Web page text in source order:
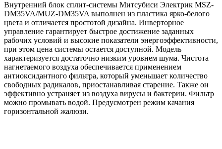
Внутренний блок сплит-системы Митсубиси Электрик MSZ-
DM35VA/MUZ-DM35VA выполнен из пластика ярко-белого
цвета и отличается простотой дизайна. Инверторное
управление гарантирует быстрое достижение заданных
рабочих условий и высокие показатели энергоэффективности,
при этом цена системы остается доступной. Модель
характеризуется достаточно низким уровнем шума. Чистота
нагнетаемого воздуха обеспечивается применением
антиоксидантного фильтра, который уменьшает количество
свободных радикалов, приостанавливая старение. Также он
эффективно устраняет из воздуха вирусы и бактерии. Фильтр
можно промывать водой. Предусмотрен режим качания
горизонтальной жалюзи.